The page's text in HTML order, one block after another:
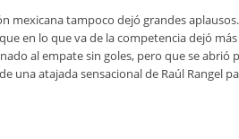
mexicana tampoco dejó grandes
en lo que va de la competencia dejó
al empate sin goles, pero que se abrió
una atajada sensacional de Raúl Rangel